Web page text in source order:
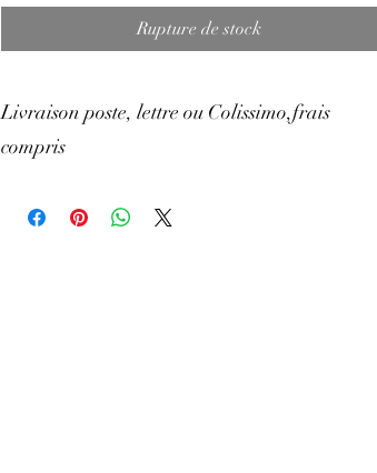
Rupture de stock
Livraison poste, lettre ou Colissimo,frais
compris